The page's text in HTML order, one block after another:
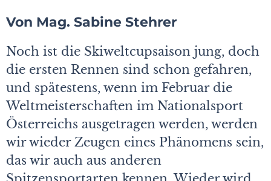
Von Mag. Sabine Stehrer
Noch ist die Skiweltcupsaison jung, doch
die ersten Rennen sind schon gefahren,
und spätestens, wenn im Februar die
Weltmeisterschaften im Nationalsport
Österreichs ausgetragen werden, werden
wir wieder Zeugen eines Phänomens sein,
das wir auch aus anderen